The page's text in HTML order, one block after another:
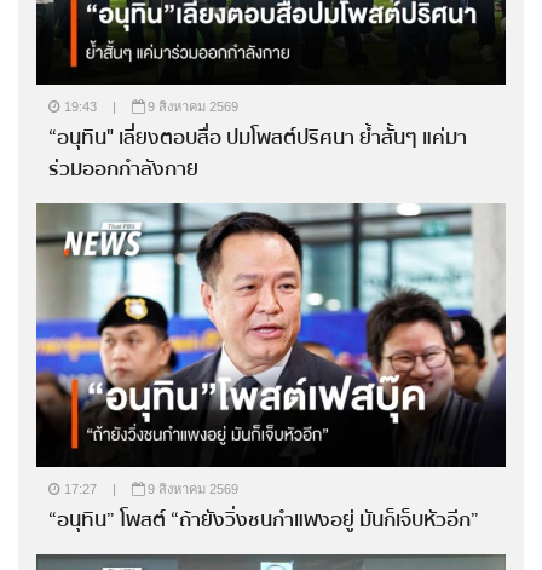
19:43 | 9 สิงหาคม 2569
“อนุทิน" เลี่ยงตอบสื่อ ปมโพสต์ปริศนา ย้ำสั้นๆ แค่มา
ร่วมออกกำลังกาย
17:27 | 9 สิงหาคม 2569
“อนุทิน” โพสต์ “ถ้ายังวิ่งชนกำแพงอยู่ มันก็เจ็บหัวอีก”